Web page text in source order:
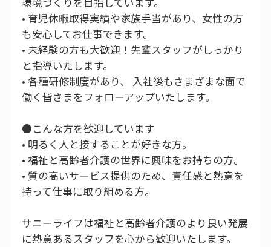
• 育児休暇取得実績や家族手当があり、女性の方
も安心してお仕事できます。
• 未経験の方も大歓迎！先輩スタッフがしっかり
と指導いたします。
• 各種研修制度があり、 入社後もさまざまな面で
働く皆さまをフォローアップいたします。
●こんな方を歓迎しています
• 明るく人と接することが好きな方。
• 福祉と高齢者介護の世界に興味をお持ちの方。
• 質の高いサービス提供のため、責任感と熱意を
持って仕事に取り組める方。
サニーライフは福祉と高齢者介護のより良い発展
に熱意あるスタッフを心から歓迎いたします。